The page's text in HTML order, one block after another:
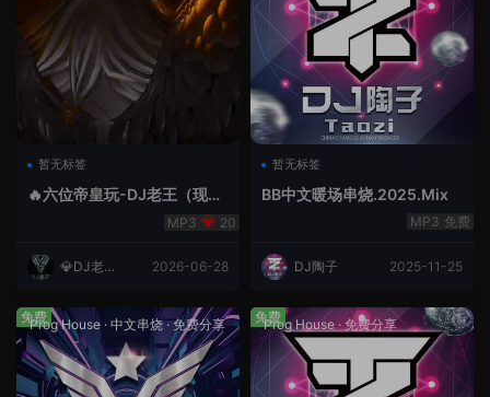
暂无标签
🔥六位帝皇玩-DJ老王（现场
20
💎DJ老王
2026-06-28
暂无标签
BB中文暖场串烧.2025.Mix
免费
DJ陶子 2025-11-25
Prog House · 中文串烧·免费分享
免费 Prog House·免费分享
免费